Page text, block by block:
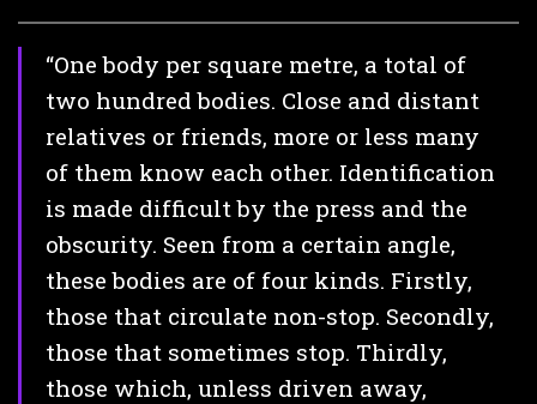
“One body per square metre, a total of
two hundred bodies. Close and distant
relatives or friends, more or less many
of them know each other. Identification
is made difficult by the press and the
obscurity. Seen from a certain angle,
these bodies are of four kinds. Firstly,
those that circulate non-stop. Secondly,
those that sometimes stop. Thirdly,
those which, unless driven away,